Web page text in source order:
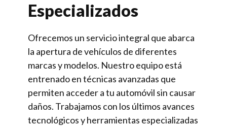
Especializados
Ofrecemos un servicio integral que abarca
la apertura de vehículos de diferentes
marcas y modelos. Nuestro equipo está
entrenado en técnicas avanzadas que
permiten acceder a tu automóvil sin causar
daños. Trabajamos con los últimos avances
tecnológicos y herramientas especializadas